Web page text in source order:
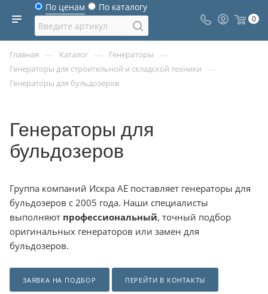
По ценам По каталогу
0
Главная — Каталог — Генераторы —
Генераторы для строительной и складской техники —
Генераторы для бульдозеров
Генераторы для
бульдозеров
Группа компаний Искра АЕ поставляет генераторы для
бульдозеров с 2005 года. Наши специалисты
выполняют профессиональный, точный подбор
оригинальных генераторов или замен для
бульдозеров.
ЗАЯВКА НА ПОДБОР ПЕРЕЙТИ В КОНТАКТЫ